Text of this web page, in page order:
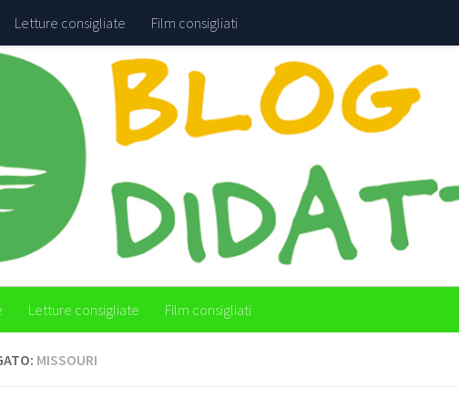
Letture consigliate Film consigliati
Letture consigliate Film consigliati
MISSOURI